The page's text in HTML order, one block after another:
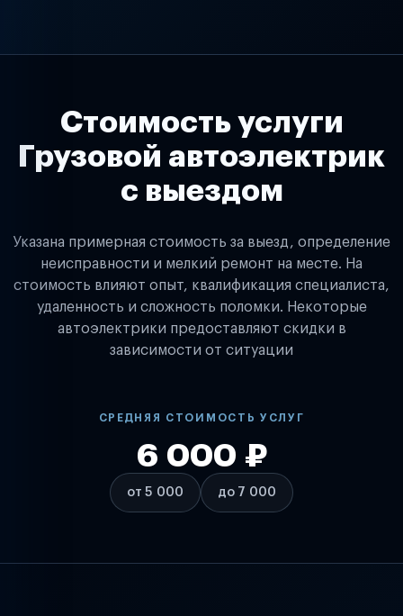
Стоимость услуги
Грузовой автоэлектрик
с выездом
Указана примерная стоимость за выезд, определение
неисправности и мелкий ремонт на месте. На
стоимость влияют опыт, квалификация специалиста,
удаленность и сложность поломки. Некоторые
автоэлектрики предоставляют скидки в
зависимости от ситуации
СРЕДНЯЯ СТОИМОСТЬ УСЛУГ
от 5 000
6 000 ₽
до 7 000